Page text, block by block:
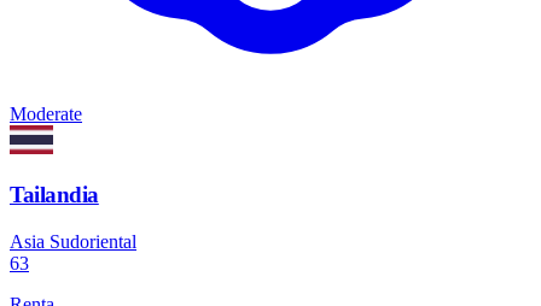
Moderate
Tailandia
Asia Sudoriental
63